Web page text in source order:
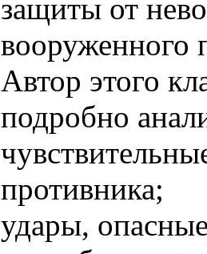
защиты от
вооруженного
Автор этого
подробно
противника;
удары,